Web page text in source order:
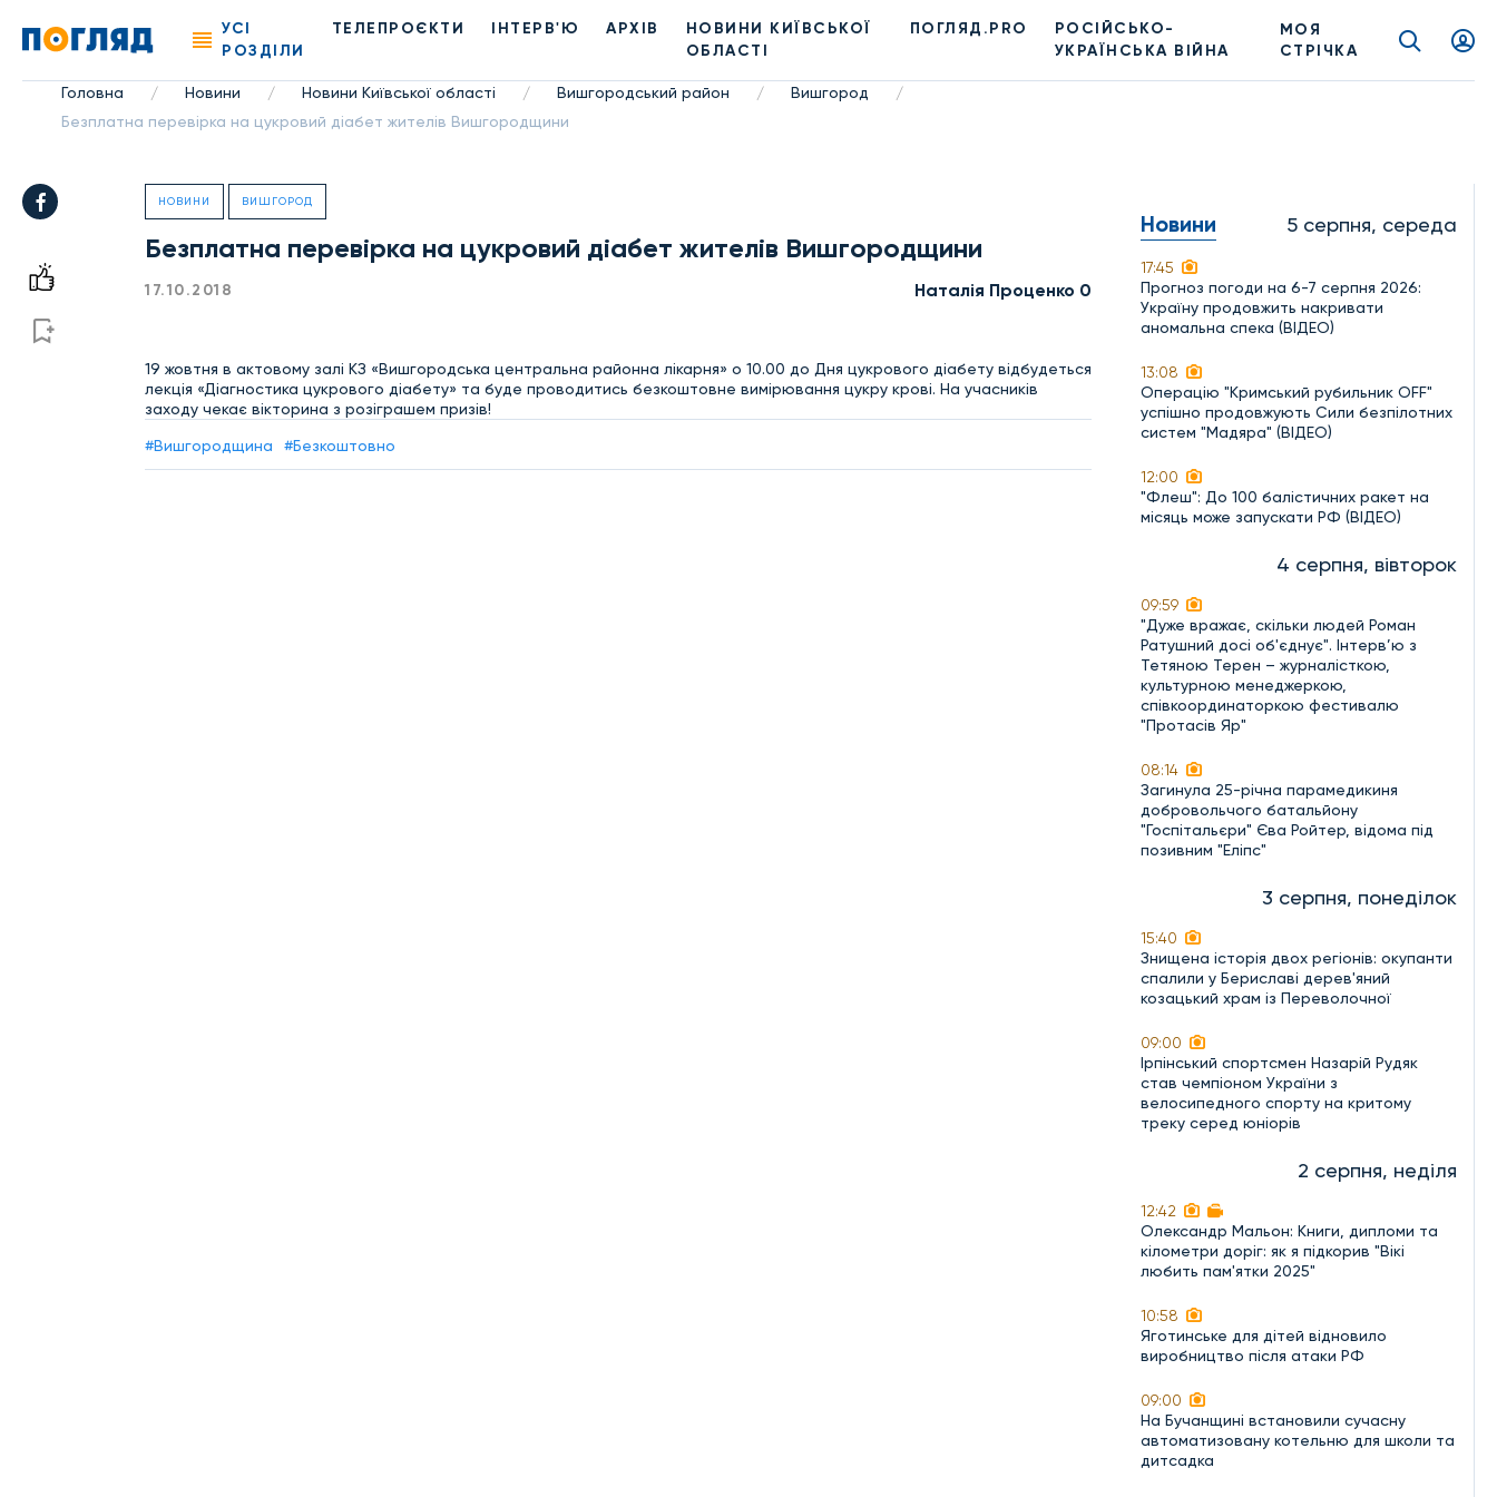
УСІ
РОЗДІЛИ
ТЕЛЕПРОЄКТИ ІНТЕРВ'Ю АРХІВ
НОВИНИ КИЇВСЬКОЇ
ОБЛАСТІ
ПОГЛЯД.PRO
РОСІЙСЬКО-
УКРАЇНСЬКА ВІЙНА
МОЯ
СТРІЧКА
Головна / Новини / Новини Київської області / Вишгородський район / Вишгород
/
Безплатна перевірка на цукровий діабет жителів Вишгородщини
НОВИНИ ВИШГОРОД
Безплатна перевірка на цукровий діабет жителів Вишгородщини
17.10.2018 Наталія Проценко 0
19 жовтня в актовому залі КЗ «Вишгородська центральна районна лікарня» о 10.00 до Дня цукрового діабету відбудеться
лекція «Діагностика цукрового діабету» та буде проводитись безкоштовне вимірювання цукру крові. На учасників
заходу чекає вікторина з розіграшем призів!
#Вишгородщина #Безкоштовно
Новини 5 серпня, середа
17:45
Прогноз погоди на 6-7 серпня 2026:
Україну продовжить накривати
аномальна спека (ВІДЕО)
13:08
Операцію "Кримський рубильник OFF"
успішно продовжують Сили безпілотних
систем "Мадяра" (ВІДЕО)
12:00
"Флеш": До 100 балістичних ракет на
місяць може запускати РФ (ВІДЕО)
4 серпня, вівторок
09:59
"Дуже вражає, скільки людей Роман
Ратушний досі об'єднує". Інтерв’ю з
Тетяною Терен – журналісткою,
культурною менеджеркою,
співкоординаторкою фестивалю
"Протасів Яр"
08:14
Загинула 25-річна парамедикиня
добровольчого батальйону
"Госпітальєри" Єва Ройтер, відома під
позивним "Еліпс"
3 серпня, понеділок
15:40
Знищена історія двох регіонів: окупанти
спалили у Бериславі дерев'яний
козацький храм із Переволочної
09:00
Ірпінський спортсмен Назарій Рудяк
став чемпіоном України з
велосипедного спорту на критому
треку серед юніорів
2 серпня, неділя
12:42
Олександр Мальон: Книги, дипломи та
кілометри доріг: як я підкорив "Вікі
любить пам'ятки 2025"
10:58
Яготинське для дітей відновило
виробництво після атаки РФ
09:00
На Бучанщині встановили сучасну
автоматизовану котельню для школи та
дитсадка